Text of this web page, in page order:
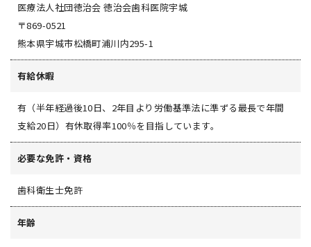
医療法人社団徳治会 徳治会歯科医院宇城
〒869-0521
熊本県宇城市松橋町浦川内295-1
有給休暇
有（半年経過後10日、2年目より労働基準法に準ずる最長で年間
支給20日）有休取得率100％を目指しています。
必要な免許・資格
歯科衛生士免許
年齢